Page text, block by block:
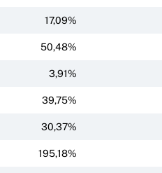
17,09%
50,48%
3,91%
39,75%
30,37%
195,18%